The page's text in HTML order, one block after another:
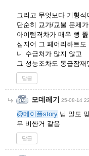
그리고 무엇보다 기형
단순히 교가/교불 문제
아이템격차가 매우 뻥
심지어 그 페어리하트
니 수급처가 많지 않고
그 성능조차도 동급잠
답글
모데레기 25-08-14
@메이플story 님 말도
무 비싼거 같음
답글